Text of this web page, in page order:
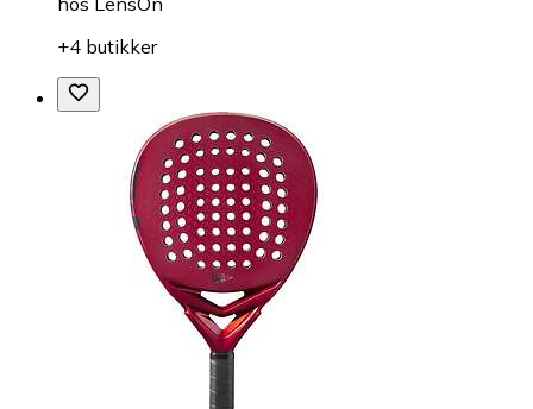
+4 butikker